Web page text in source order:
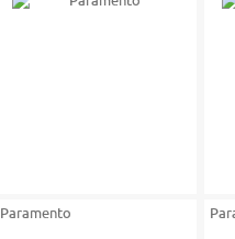
Paramento